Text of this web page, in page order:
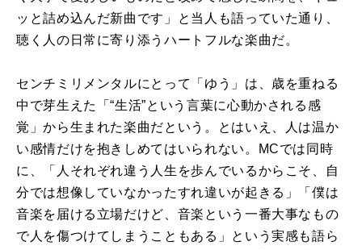
ッと詰め込んだ新曲です」と当人も語っていた通り、
聴く人の日常に寄り添うハートフルな楽曲だ。
センチミリメンタルにとって「ゆう」は、歳を重ねる
中で芽生えた「“生活”という言葉に心動かされる感
覚」から生まれた楽曲だという。とはいえ、人は温か
い感情だけを抱きしめてはいられない。
MCでは同時
に、「人それぞれ違う人生を歩んでいるからこそ、自
分では想像していなかったすれ違いが起きる」「僕は
音楽を届ける立場だけど、音楽という一番大事なもの
で人を傷つけてしまうこともある」という実感も語ら